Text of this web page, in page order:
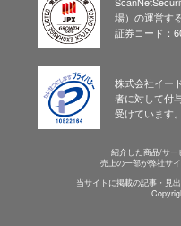
場）の運営す
証券コード：
株式会社イー
者に対して付
受けています。
紹介した商品/サー
売上の一部が弊社サ
当サイトに掲載の記事・見